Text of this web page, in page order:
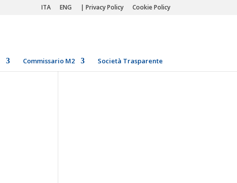
ITA ENG | Privacy Policy Cookie Policy
Commissario M2 Società Trasparente